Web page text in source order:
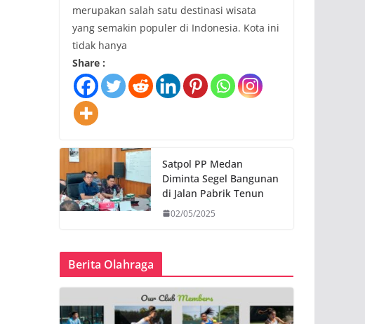
merupakan salah satu destinasi wisata
yang semakin populer di Indonesia. Kota ini
tidak hanya
Share :
Satpol PP Medan
Diminta Segel Bangunan
di Jalan Pabrik Tenun
02/05/2025
Berita Olahraga